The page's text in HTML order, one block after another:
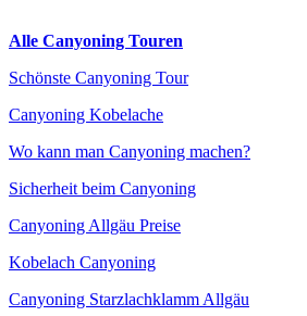
Alle Canyoning Touren
Schönste Canyoning Tour
Canyoning Kobelache
Wo kann man Canyoning machen?
Sicherheit beim Canyoning
Canyoning Allgäu Preise
Kobelach Canyoning
Canyoning Starzlachklamm Allgäu